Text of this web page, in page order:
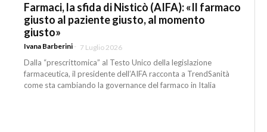
Farmaci, la sfida di Nisticò (AIFA): «Il farmaco
giusto al paziente giusto, al momento
giusto»
Ivana Barberini - 7 Luglio 2026
Dalla “prescrittomica” al Testo Unico della legislazione
farmaceutica, il presidente dell’AIFA racconta a TrendSanità
come sta cambiando la governance del farmaco in Italia